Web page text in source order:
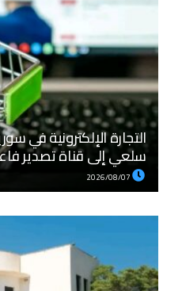
التجارة الإلكترونية
سلعي إلى قناة تصدير